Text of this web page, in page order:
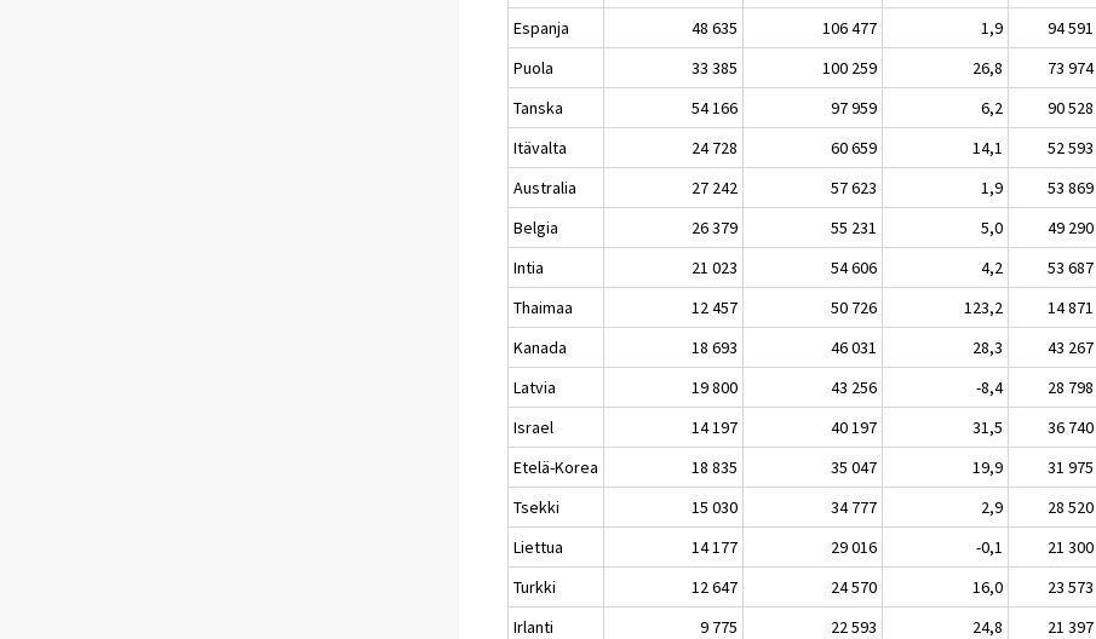
Espanja
48 635 106 477 1,9 94 591
Puola
33 385 100 259 26,8 73 974
Tanska
54 166 97 959 6,2 90 528
Itävalta
24 728 60 659 14,1 52 593
Australia
27 242 57 623 1,9 53 869
Belgia
26 379 55 231 5,0 49 290
Intia
21 023 54 606 4,2 53 687
Thaimaa
12 457 50 726 123,2 14 871
Kanada
18 693 46 031 28,3 43 267
Latvia
19 800 43 256 -8,4 28 798
Israel
14 197 40 197 31,5 36 740
Etelä-Korea
18 835 35 047 19,9 31 975
Tsekki
15 030 34 777 2,9 28 520
Liettua
14 177 29 016 -0,1 21 300
Turkki
12 647 24 570 16,0 23 573
Irlanti
9 775 22 593 24,8 21 397